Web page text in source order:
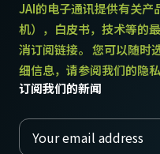
JAI的电子通讯提供有关产
机），白皮书，技术等的
消订阅链接。 您可以随时
细信息，请参阅我们的隐私
订阅我们的新闻